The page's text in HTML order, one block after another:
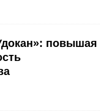
повышая